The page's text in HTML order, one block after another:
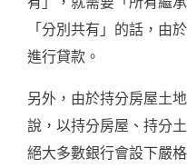
「分別共有」的話，由
進行貸款。
另外，由於持分房屋土
說，以持分房屋、持分
絕大多數銀行會設下嚴